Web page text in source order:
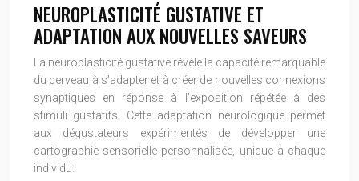
NEUROPLASTICITÉ GUSTATIVE ET
ADAPTATION AUX NOUVELLES SAVEURS
La neuroplasticité gustative révèle la capacité remarquable
du cerveau à s’adapter et à créer de nouvelles connexions
synaptiques en réponse à l’exposition répétée à des
stimuli gustatifs. Cette adaptation neurologique permet
aux dégustateurs expérimentés de développer une
cartographie sensorielle personnalisée, unique à chaque
individu.